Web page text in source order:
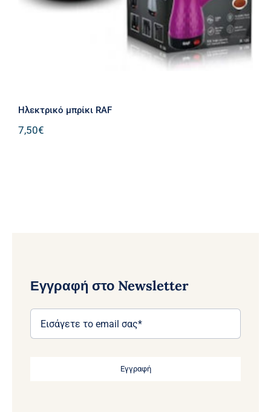
Ηλεκτρικό μπρίκι RAF
7,50€
Εγγραφή στο Newsletter
Εγγραφή